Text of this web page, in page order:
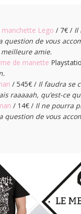
Lego / 7€ / Il
question de vous
amie.
de manette
/ 545€ / Il faudra se
raaaaah, qu’est-ce
/ 14€ / Il ne pourra
question de vous